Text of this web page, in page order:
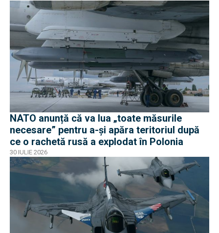
NATO anunță că va lua „toate măsurile
necesare” pentru a-și apăra teritoriul după
ce o rachetă rusă a explodat în Polonia
30 IULIE 2026